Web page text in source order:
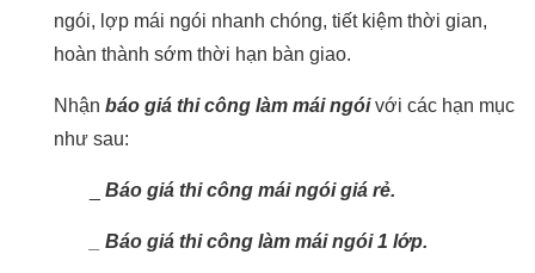
ngói, lợp mái ngói nhanh chóng, tiết kiệm thời gian,
hoàn thành sớm thời hạn bàn giao.
Nhận báo giá thi công làm mái ngói với các hạn mục
như sau:
Báo giá thi công mái ngói giá rẻ.
_ Báo giá thi công làm mái ngói 1 lớp.